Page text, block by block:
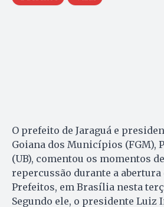
O prefeito de Jaraguá e
Goiana dos Municípios (FGM),
(UB), comentou os momentos
repercussão durante a abertura
Prefeitos, em Brasília nesta
Segundo ele, o presidente Luiz